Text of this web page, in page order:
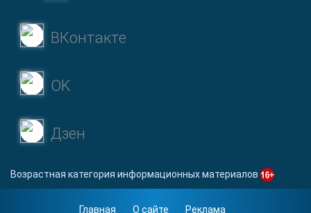
ВКонтакте
OK
Дзен
Возрастная категория информационных материалов
Главная О сайте Реклама